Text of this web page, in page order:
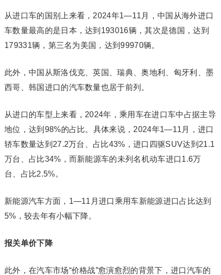
从进口车的国别上来看，2024年1—11月，中国从海外进口
车数量最高的是日本，达到193016辆，其次是德国，达到
179331辆，第三名为美国，达到99970辆。
此外，中国从斯洛伐克、英国、瑞典、奥地利、匈牙利、墨
西哥、韩国进口的汽车数量也居于前列。
从进口的车型上来看，2024年，乘用车在进口车中占据主导
地位，达到98%的占比。具体来说，2024年1—11月，进口
轿车数量达到27.2万台、占比43%，进口四驱SUV达到21.1
万台、占比34%，而新能源车的未列名机动车进口1.6万
台、占比2.5%。
新能源汽车方面，1—11月进口乘用车新能源进口占比达到
5%，较去年有小幅下降。
报关单价下降
此外，在汽车市场“价格战”愈演愈烈的背景下，进口汽车的